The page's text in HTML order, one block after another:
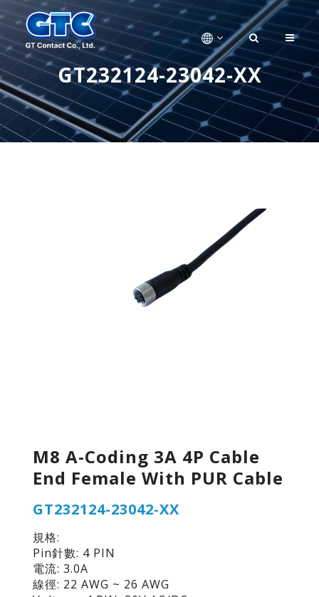
GT232124-23042-XX
M8 A-Coding 3A 4P Cable
End Female With PUR Cable
GT232124-23042-XX
規格:
Pin針數: 4 PIN
電流: 3.0A
線徑: 22 AWG ~ 26 AWG